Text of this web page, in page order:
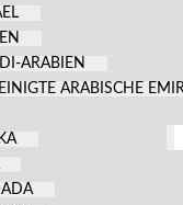
ARABIEN
ARABISCHE